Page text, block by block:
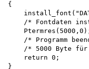
{
/* Fontdaten
/* Programm
/* 5000 Byte
    return 0;
}